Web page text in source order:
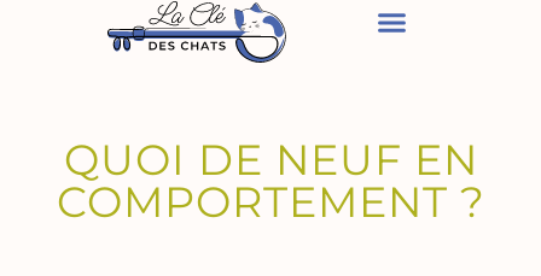
QUOI DE NEUF EN
COMPORTEMENT ?